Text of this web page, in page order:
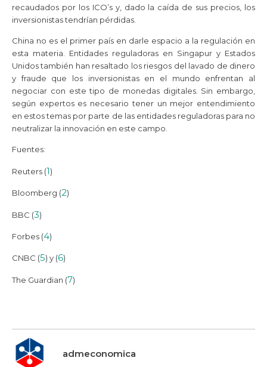
recaudados por los ICO’s y, dado la caída de sus precios, los
inversionistas tendrían pérdidas.
China no es el primer país en darle espacio a la regulación en
esta materia. Entidades reguladoras en Singapur y Estados
Unidos también han resaltado los riesgos del lavado de dinero
y fraude que los inversionistas en el mundo enfrentan al
negociar con este tipo de monedas digitales. Sin embargo,
según expertos es necesario tener un mejor entendimiento
en estos temas por parte de las entidades reguladoras para no
neutralizar la innovación en este campo.
Fuentes:
Reuters (1)
Bloomberg (2)
BBC (3)
Forbes (4)
CNBC (5) y (6)
The Guardian (7)
admeconomica